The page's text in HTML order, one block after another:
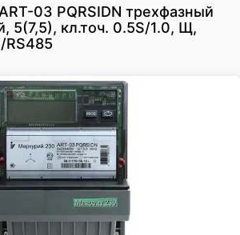
03 PQRSIDN трехфазный
5(7,5), кл.точ. 0.5S/1.0, Щ,